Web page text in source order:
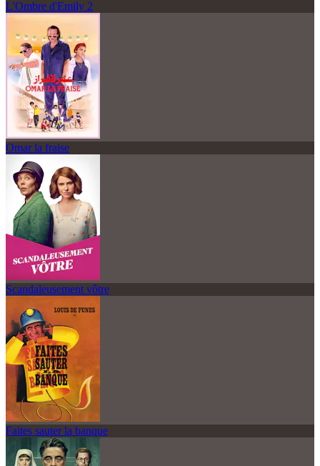
L'Ombre d'Emily 2
Omar la fraise
Scandaleusement vôtre
Faites sauter la banque